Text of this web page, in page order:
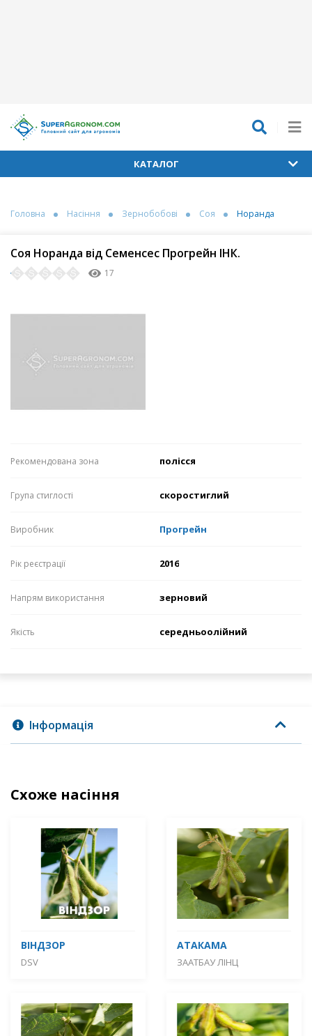
КАТАЛОГ
Головна Насіння Зернобобові Соя Норанда
Соя Норанда від Семенсес Прогрейн ІНК.
17
Рекомендована зона полісся
Група стиглості скоростиглий
Виробник Прогрейн
Рік реєстрації 2016
Напрям використання зерновий
Якість середньоолійний
Інформація
Схоже насіння
ВІНДЗОР
DSV
АТАКАМА
ЗААТБАУ ЛІНЦ